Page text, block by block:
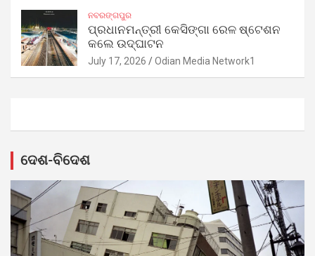
ନବରଙ୍ଗପୁର
ପ୍ରଧାନମନ୍ତ୍ରୀ କେସିଙ୍ଗା ରେଳ ଷ୍ଟେଶନ
କଲେ ଉଦ୍‌ଘାଟନ
July 17, 2026 Odian Media Network1
ଦେଶ-ବିଦେଶ